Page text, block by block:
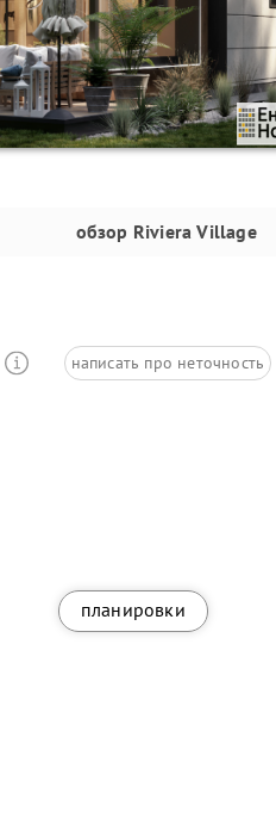
обзор Riviera Village
написать про неточность
планировки